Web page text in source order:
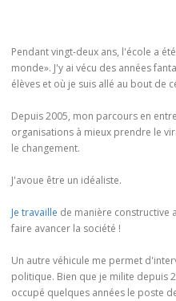
Pendant vingt-deux ans, l'école a
monde». J'y ai vécu des années
élèves et où je suis allé au bout de
Depuis 2005, mon parcours en
organisations à mieux prendre le
le changement.
J'avoue être un idéaliste.
Je travaille de manière constructive
faire avancer la société !
Un autre véhicule me permet
politique. Bien que je milite depuis
occupé quelques années le poste